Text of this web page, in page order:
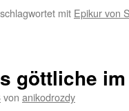
mit Epikur von
göttliche
von anikodrozdy